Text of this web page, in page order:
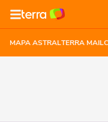
MAPA ASTRALTERRA MAIL